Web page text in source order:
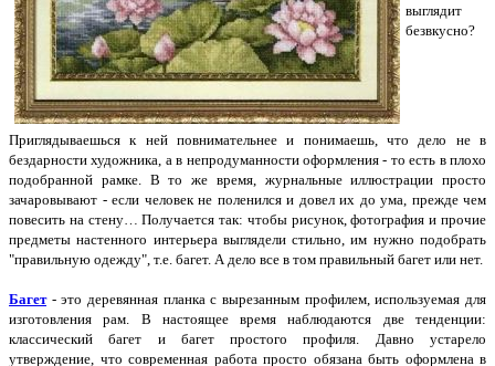
выглядит
безвкусно?
Приглядываешься к ней повнимательнее и понимаешь, что дело не в
бездарности художника, а в непродуманности оформления - то есть в плохо
подобранной рамке. В то же время, журнальные иллюстрации просто
зачаровывают - если человек не поленился и довел их до ума, прежде чем
повесить на стену… Получается так: чтобы рисунок, фотография и прочие
предметы настенного интерьера выглядели стильно, им нужно подобрать
"правильную одежду", т.е. багет. А дело все в том правильный багет или нет.
Багет- это деревянная планка с вырезанным профилем, используемая для
изготовления рам. В настоящее время наблюдаются две тенденции:
классический багет и багет простого профиля. Давно устарело
утверждение, что современная работа просто обязана быть оформлена в